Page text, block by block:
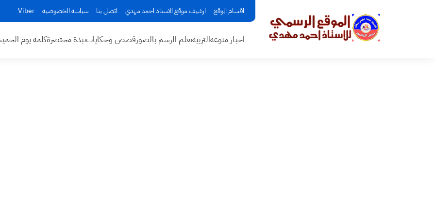
اقسام الموقع ارشيف موقع الاستاذ احمد مهدي اتصل بنا سياسة الخصوصية Viber
اخبار منوعهالتربيةتعلم الرسم بالصورقصص وحكاياتنبذة مختصرةكلمة يوم